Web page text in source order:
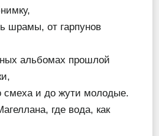
шрамы, от гарпунов
альбомах прошлой
смеха и до жути молодые.
где вода, как